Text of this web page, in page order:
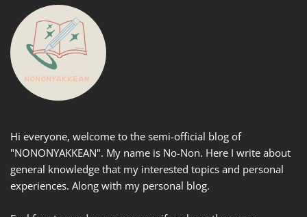
Hi everyone, welcome to the semi-official blog of
"NONONYAKKEAN". My name is No-Non. Here I write about
general knowledge that my interested topics and personal
experiences. Along with my personal blog.